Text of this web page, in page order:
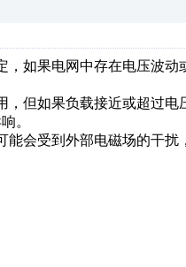
，如果电网中存在电压波
，但如果负载接近或超过
。
能会受到外部电磁场的干